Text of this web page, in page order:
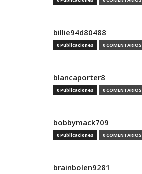
billie94d80488
0 Publicaciones 0 COMENTARIOS
blancaporter8
0 Publicaciones 0 COMENTARIOS
bobbymack709
0 Publicaciones 0 COMENTARIOS
brainbolen9281